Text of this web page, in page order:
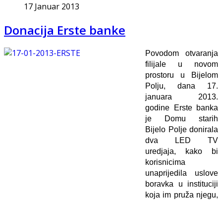
17 Januar 2013
Donacija Erste banke
Povodom otvaranja
filijale u novom
prostoru u Bijelom
Polju, dana 17.
januara 2013.
godine Erste banka
je Domu starih
Bijelo Polje donirala
dva LED TV
uredjaja, kako bi
korisnicima
unaprijedila uslove
boravka u instituciji
koja im pruža njegu,